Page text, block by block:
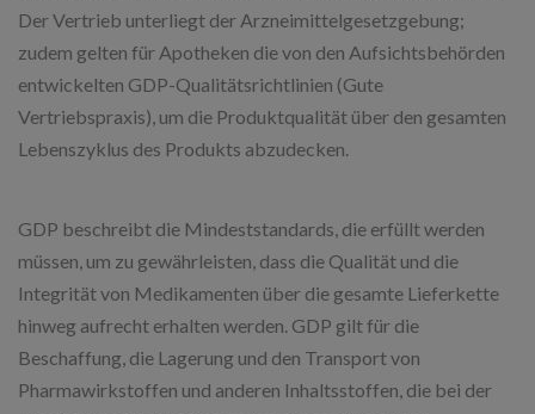
Der Vertrieb unterliegt der Arzneimittelgesetzgebung;
zudem gelten für Apotheken die von den Aufsichtsbehörden
entwickelten GDP-Qualitätsrichtlinien (Gute
Vertriebspraxis), um die Produktqualität über den gesamten
Lebenszyklus des Produkts abzudecken.
GDP beschreibt die Mindeststandards, die erfüllt werden
müssen, um zu gewährleisten, dass die Qualität und die
Integrität von Medikamenten über die gesamte Lieferkette
hinweg aufrecht erhalten werden. GDP gilt für die
Beschaffung, die Lagerung und den Transport von
Pharmawirkstoffen und anderen Inhaltsstoffen, die bei der